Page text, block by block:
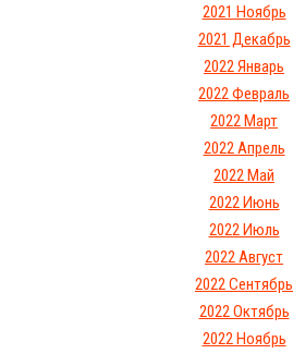
2021 Ноябрь
2021 Декабрь
2022 Январь
2022 Февраль
2022 Март
2022 Апрель
2022 Май
2022 Июнь
2022 Июль
2022 Август
2022 Сентябрь
2022 Октябрь
2022 Ноябрь